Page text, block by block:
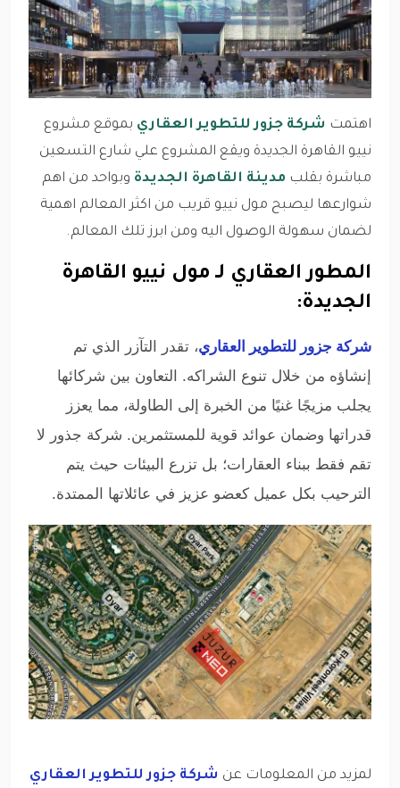
اهتمت شركة جزور للتطوير العقاري بموقع مشروع
نييو القاهرة الجديدة ويقع المشروع علي شارع التسعين
مباشرة بقلب مدينة القاهرة الجديدة وبواحد من اهم
شوارعها ليصبح مول نييو قريب من اكثر المعالم اهمية
لضمان سهولة الوصول اليه ومن ابرز تلك المعالم.
المطور العقاري لـ مول نييو القاهرة
الجديدة:
شركة جزور للتطوير العقاري، تقدر التآزر الذي تم
إنشاؤه من خلال تنوع الشراكه. التعاون بين شركائها
يجلب مزيجًا غنيًا من الخبرة إلى الطاولة، مما يعزز
قدراتها وضمان عوائد قوية للمستثمرين. شركة جذور لا
تقم فقط ببناء العقارات؛ بل تزرع البيئات حيث يتم
الترحيب بكل عميل كعضو عزيز في عائلاتها الممتدة.
لمزيد من المعلومات عن شركة جزور للتطوير العقاري